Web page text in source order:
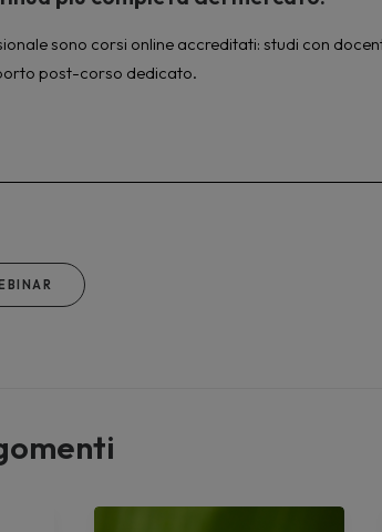
sono corsi online accreditati: studi con
post-corso dedicato.